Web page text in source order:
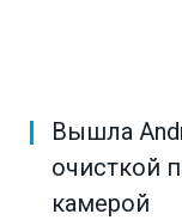
Вышла
очисткой
камерой